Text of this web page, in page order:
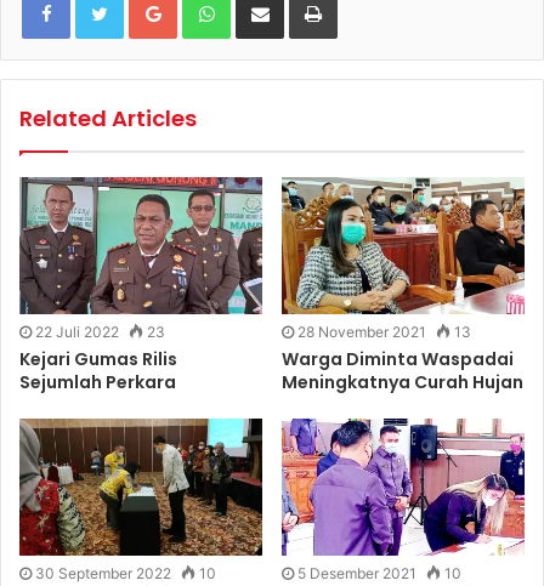
Related Articles
22 Juli 2022 23
Kejari Gumas Rilis
Sejumlah Perkara
28 November 2021 13
Warga Diminta Waspadai
Meningkatnya Curah Hujan
30 September 2022 10 5 Desember 2021 10